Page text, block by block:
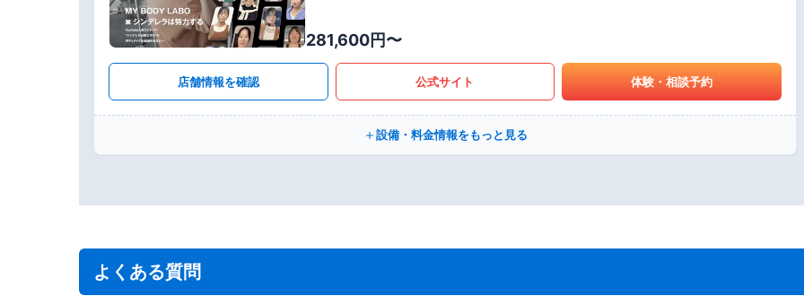
281,600円〜
店舗情報を確認 公式サイト 体験・相談予約
設備・料金情報をもっと見る
よくある質問